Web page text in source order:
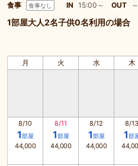
食事 食事なし IN 15:00～ OUT
1部屋大人2名子供0名利用の場合
月 火 水 木
8/10
1部屋
44,000
8/11
1部屋
44,000
8/12
1部屋
44,000
8/13
1部